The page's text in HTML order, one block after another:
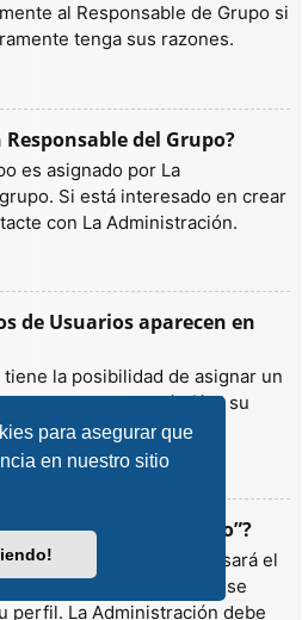
para asegurar que
en nuestro sitio
al Responsable de Grupo si
tenga sus razones.
del Grupo?
es asignado por La
Si está interesado en crear
con La Administración.
de Usuarios aparecen en
la posibilidad de asignar un
para hacer más fácil su
predeterminado”?
grupo por defecto, se usará el
qué color y rango se
perfil. La Administración debe